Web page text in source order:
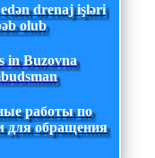
drenaj işləri
olub
in Buzovna
работы по
для обращения